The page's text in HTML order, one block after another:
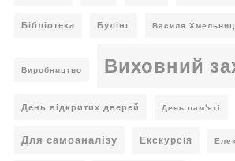
Бібліотека Булінг Василя
Виробництво Виховний
День відкритих дверей День пам'яті
Для самоаналізу Екскурсія